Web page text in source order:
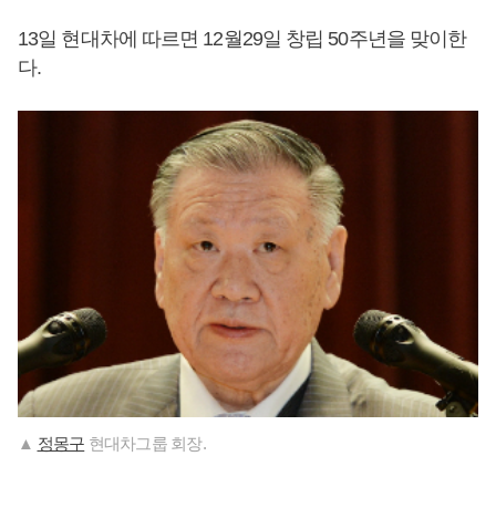
13일 현대차에 따르면 12월29일 창립 50주년을 맞이한
다.
▲ 정몽구 현대차그룹 회장.